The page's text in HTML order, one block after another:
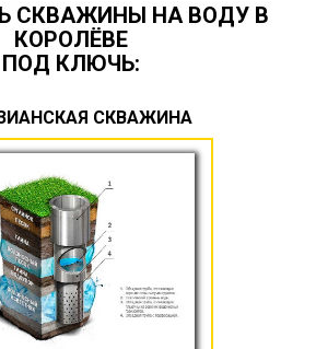
СКВАЖИНЫ НА ВОДУ В
КОРОЛЁВЕ
ПОД КЛЮЧЬ:
СКВАЖИНА